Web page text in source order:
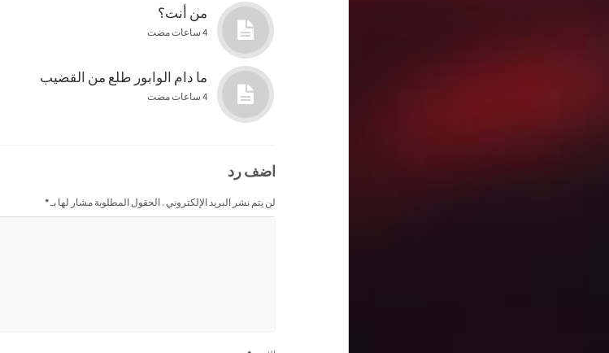
من أنت؟
4 ساعات مضت
ما دام الوابور طلع من القضيب
4 ساعات مضت
اضف رد
لن يتم نشر البريد الإلكتروني . الحقول المطلوبة مشار لها بـ*